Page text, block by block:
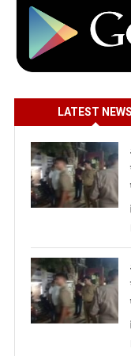
LATEST NEWS